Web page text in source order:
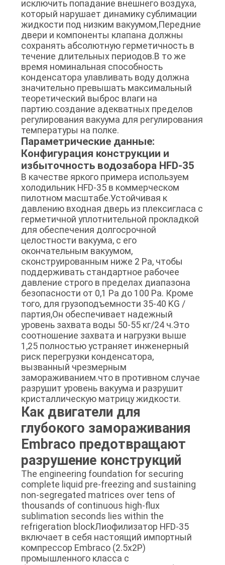
исключить попадание внешнего воздуха,
который нарушает динамику сублимации
жидкости под низким вакуумом,Передние
двери и компоненты клапана должны
сохранять абсолютную герметичность в
течение длительных периодов.В то же
время номинальная способность
конденсатора улавливать воду должна
значительно превышать максимальный
теоретический выброс влаги на
партию.создание адекватных пределов
регулирования вакуума для регулирования
температуры на полке.
Параметрические данные:
Конфигурация конструкции и
избыточность водозабора HFD-35
В качестве яркого примера используем
холодильник HFD-35 в коммерческом
пилотном масштабе.Устойчивая к
давлению входная дверь из плексигласа с
герметичной уплотнительной прокладкой
для обеспечения долгосрочной
целостности вакуума, с его
окончательным вакуумом,
сконструированным ниже 2 Pa, чтобы
поддерживать стандартное рабочее
давление строго в пределах диапазона
безопасности от 0,1 Pa до 100 Pa. Кроме
того, для грузоподъемности 35-40 KG /
партия,Он обеспечивает надежный
уровень захвата воды 50-55 кг/24 ч.Это
соотношение захвата и нагрузки выше
1,25 полностью устраняет инженерный
риск перегрузки конденсатора,
вызванный чрезмерным
замораживанием.что в противном случае
разрушит уровень вакуума и разрушит
кристаллическую матрицу жидкости.
Как двигатели для
глубокого замораживания
Embraco предотвращают
разрушение конструкций
The engineering foundation for securing
complete liquid pre-freezing and sustaining
non-segregated matrices over tens of
thousands of continuous high-flux
sublimation seconds lies within the
refrigeration blockЛиофилизатор HFD-35
включает в себя настоящий импортный
компрессор Embraco (2.5x2P)
промышленного класса с